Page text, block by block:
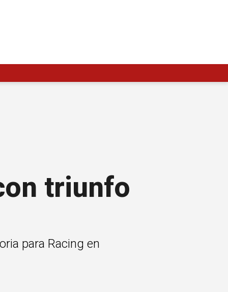
triunfo
para Racing en